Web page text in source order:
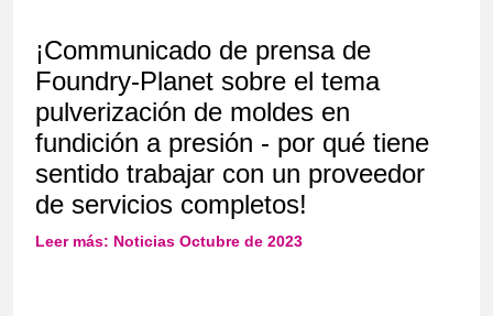
¡Communicado de prensa de
Foundry-Planet sobre el tema
pulverización de moldes en
fundición a presión - por qué tiene
sentido trabajar con un proveedor
de servicios completos!
Leer más: Noticias Octubre de 2023